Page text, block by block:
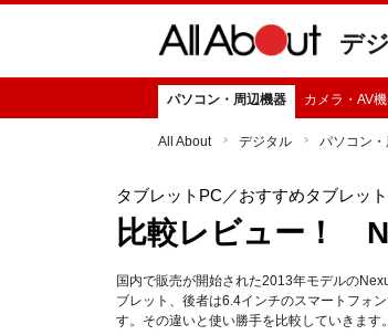
デ
パソコン・周辺機器 カメラ・AV
All About デジタル パソコン
タブレットPC ／おすすめタブレッ
比較レビュー！
国内で販売が開始された2013年モデルの
ブレット、後者は6.4インチのスマートフォ
す。その違いと使い勝手を比較していきます。